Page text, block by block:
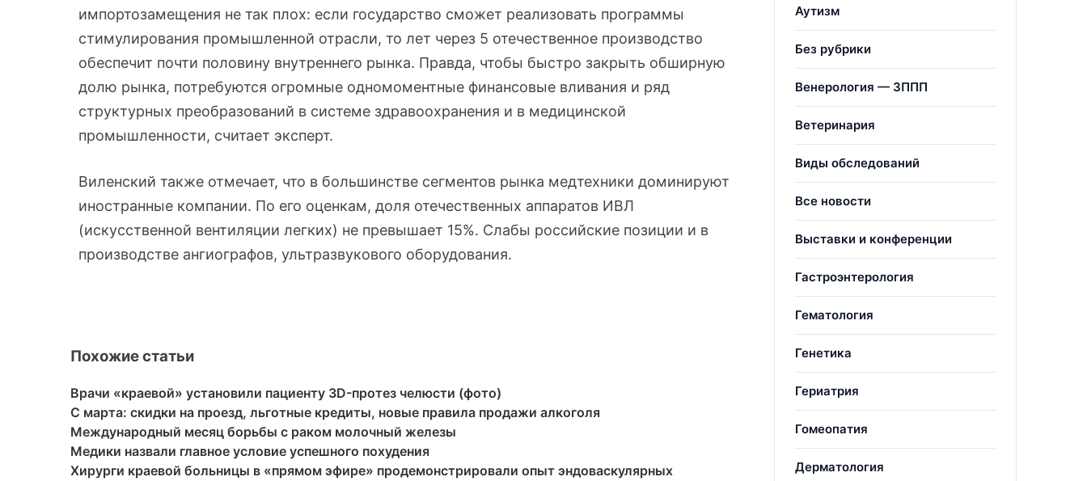
импортозамещения не так плох: если государство сможет реализовать программы
стимулирования промышленной отрасли, то лет через 5 отечественное производство
обеспечит почти половину внутреннего рынка. Правда, чтобы быстро закрыть обширную
долю рынка, потребуются огромные одномоментные финансовые вливания и ряд
структурных преобразований в системе здравоохранения и в медицинской
промышленности, считает эксперт.
Виленский также отмечает, что в большинстве сегментов рынка медтехники доминируют
иностранные компании. По его оценкам, доля отечественных аппаратов ИВЛ
(искусственной вентиляции легких) не превышает 15%. Слабы российские позиции и в
производстве ангиографов, ультразвукового оборудования.
Похожие статьи
Врачи «краевой» установили пациенту 3D-протез челюсти (фото)
С марта: скидки на проезд, льготные кредиты, новые правила продажи алкоголя
Международный месяц борьбы с раком молочный железы
Медики назвали главное условие успешного похудения
Хирурги краевой больницы в «прямом эфире» продемонстрировали опыт эндоваскулярных
Аутизм
Без рубрики
Венерология — ЗППП
Ветеринария
Виды обследований
Все новости
Выставки и конференции
Гастроэнтерология
Гематология
Генетика
Гериатрия
Гомеопатия
Дерматология